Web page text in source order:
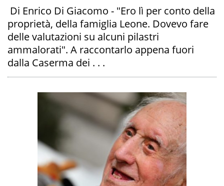
Di Enrico Di Giacomo - "Ero lì per conto della
proprietà, della famiglia Leone. Dovevo fare
delle valutazioni su alcuni pilastri
ammalorati". A raccontarlo appena fuori
dalla Caserma dei . . .